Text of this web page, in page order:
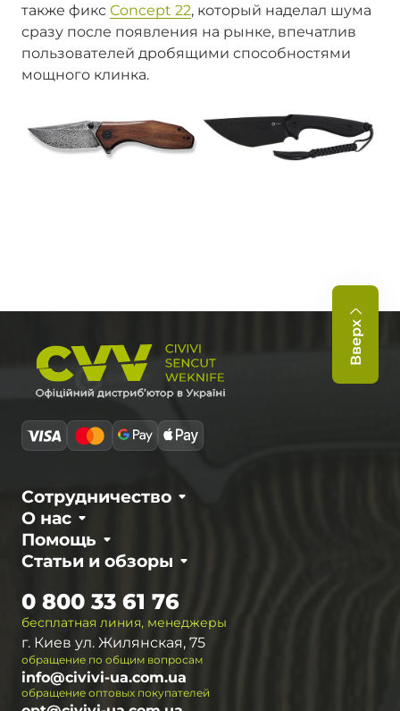
также фикс Concept 22, который наделал шума
сразу после появления на рынке, впечатлив
пользователей дробящими способностями
мощного клинка.
Вверх
О нас
Сотрудничество
Статьи и обзоры
Помощь
бесплатная линия, менеджеры
0 800 33 61 76
г. Киев ул. Жилянская, 75
обращение по общим вопросам
info@civivi-ua.com.ua
обращение оптовых покупателей